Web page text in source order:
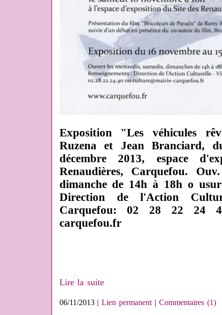
Exposition "Les véhicules
Ruzena et Jean Branciard,
décembre 2013, espace
Renaudières, Carquefou.
dimanche de 14h à 18h o
Direction de l'Action
Carquefou: 02 28 22 24
carquefou.fr
Lire la suite
06/11/2013 |Lien permanent| Commentaires (1)